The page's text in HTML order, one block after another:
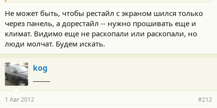
Не может быть, чтобы рестайл с экраном шился только
через панель, а дорестайл -- нужно прошивать еще и
климат. Видимо еще не раскопали или раскопали, но
люди молчат. Будем искать.
kog
1 Авг 2012 #212